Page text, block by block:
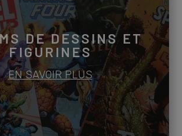
DE DESSINS ET
FIGURINES
EN SAVOIR PLUS